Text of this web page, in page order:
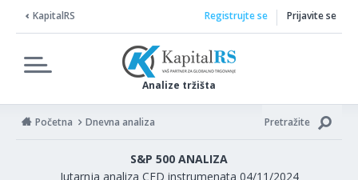
KapitalRS
Analize tržišta
Registrujte se Prijavite se
Početna Dnevna analiza Pretražite
S&P 500 ANALIZA
Jutarnja analiza CFD instrumenata 04/11/2024